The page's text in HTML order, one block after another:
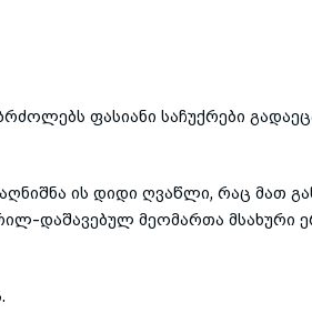
ფასიანი საჩუქრები
ის დიდი ღვაწლი, რაც მათ
დაშავებულ მეომართა მსახური